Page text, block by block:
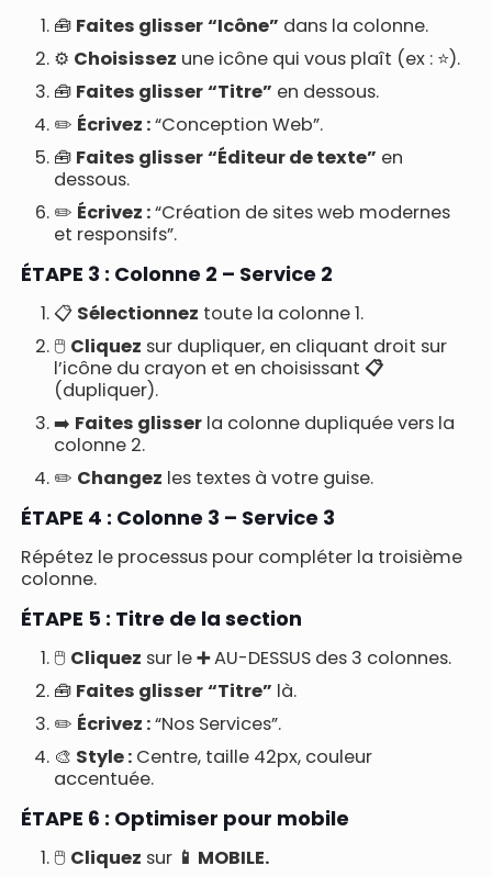
🧰 Faites glisser“Icône” dans la colonne.
⚙️ Choisissez une icône qui vous plaît (ex : ⭐).
🧰 Faites glisser“Titre” en dessous.
✏️ Écrivez :“Conception Web”.
🧰 Faites glisser“Éditeur de texte” en
dessous.
✏️ Écrivez :“Création de sites web modernes
et responsifs”.
ÉTAPE 3 : Colonne 2 – Service 2
📋 Sélectionnez toute la colonne 1.
🖱️ Cliquez sur dupliquer, en cliquant droit sur
l’icône du crayon et en choisissant📋
(dupliquer).
➡️ Faites glisser la colonne dupliquée vers la
colonne 2.
✏️ Changez les textes à votre guise.
ÉTAPE 4 : Colonne 3 – Service 3
Répétez le processus pour compléter la troisième
colonne.
ÉTAPE 5 : Titre de la section
🖱️ Cliquez sur le➕AU-DESSUS des 3 colonnes.
🧰 Faites glisser“Titre” là.
✏️ Écrivez :“Nos Services”.
🎨 Style : Centre, taille 42px, couleur
accentuée.
ÉTAPE 6 : Optimiser pour mobile
🖱️ Cliquez sur 📱 MOBILE.